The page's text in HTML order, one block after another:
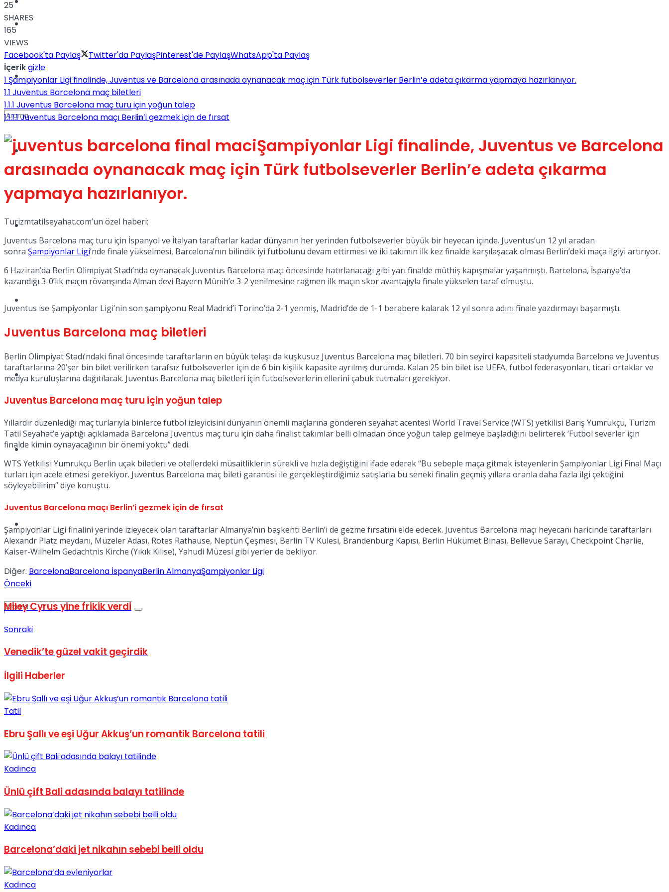
Dünya
Türkiye
Müzik
Tatil
Spor
Podcast
No Result
View All Result
Podcast
No Result
View All Result
25
SHARES
165
VIEWS
Facebook'ta Paylaş
Twitter'da PaylaşPinterest'de PaylaşWhatsApp'ta Paylaş
İçerikgizle
1 Şampiyonlar Ligi finalinde, Juventus ve Barcelona arasınada oynanacak maç için Türk futbolseverler Berlin’e adeta çıkarma yapmaya hazırlanıyor.
1.1 Juventus Barcelona maç biletleri
1.1.1 Juventus Barcelona maç turu için yoğun talep
1.1.1.1Juventus Barcelona maçı Berlin’i gezmek için de fırsat
Şampiyonlar Ligi finalinde, Juventus ve Barcelona
arasınada oynanacak maç için Türk futbolseverler Berlin’e adeta çıkarma
yapmaya hazırlanıyor.
Turizmtatilseyahat.com’un özel haberi;
Juventus Barcelona maç turu için İspanyol ve İtalyan taraftarlar kadar dünyanın her yerinden futbolseverler büyük bir heyecan içinde. Juventus’un 12 yıl aradan
sonra Şampiyonlar Ligi’nde finale yükselmesi, Barcelona’nın bilindik iyi futbolunu devam ettirmesi ve iki takımın ilk kez finalde karşılaşacak olması Berlin’deki maça ilgiyi artırıyor.
6 Haziran’da Berlin Olimpiyat Stadı’nda oynanacak Juventus Barcelona maçı öncesinde hatırlanacağı gibi yarı finalde müthiş kapışmalar yaşanmıştı. Barcelona, İspanya’da
kazandığı 3-0’lık maçın rövanşında Alman devi Bayern Münih’e 3-2 yenilmesine rağmen ilk maçın skor avantajıyla finale yükselen taraf olmuştu.
Juventus ise Şampiyonlar Ligi’nin son şampiyonu Real Madrid’i Torino’da 2-1 yenmiş, Madrid’de de 1-1 berabere kalarak 12 yıl sonra adını finale yazdırmayı başarmıştı.
Juventus Barcelona maç biletleri
Berlin Olimpiyat Stadı’ndaki final öncesinde taraftarların en büyük telaşı da kuşkusuz Juventus Barcelona maç biletleri. 70 bin seyirci kapasiteli stadyumda Barcelona ve Juventus
taraftarlarına 20’şer bin bilet verilirken tarafsız futbolseverler için de 6 bin kişilik kapasite ayrılmış durumda. Kalan 25 bin bilet ise UEFA, futbol federasyonları, ticari ortaklar ve
medya kuruluşlarına dağıtılacak. Juventus Barcelona maç biletleri için futbolseverlerin ellerini çabuk tutmaları gerekiyor.
Juventus Barcelona maç turu için yoğun talep
Yıllardır düzenlediği maç turlarıyla binlerce futbol izleyicisini dünyanın önemli maçlarına gönderen seyahat acentesi World Travel Service (WTS) yetkilisi Barış Yumrukçu, Turizm
Tatil Seyahat’e yaptığı açıklamada Barcelona Juventus maç turu için daha finalist takımlar belli olmadan önce yoğun talep gelmeye başladığını belirterek ‘Futbol severler için
finalde kimin oynayacağının bir önemi yoktu” dedi.
WTS Yetkilisi Yumrukçu Berlin uçak biletleri ve otellerdeki müsaitliklerin sürekli ve hızla değiştiğini ifade ederek “Bu sebeple maça gitmek isteyenlerin Şampiyonlar Ligi Final Maçı
turları için acele etmesi gerekiyor. Juventus Barcelona maç bileti garantisi ile gerçekleştirdiğimiz satışlarla bu seneki finalin geçmiş yıllara oranla daha fazla ilgi çektiğini
söyleyebilirim” diye konuştu.
Juventus Barcelona maçı Berlin’i gezmek için de fırsat
Şampiyonlar Ligi finalini yerinde izleyecek olan taraftarlar Almanya’nın başkenti Berlin’i de gezme fırsatını elde edecek. Juventus Barcelona maçı heyecanı haricinde taraftarları
Alexandr Platz meydanı, Müzeler Adası, Rotes Rathause, Neptün Çeşmesi, Berlin TV Kulesi, Brandenburg Kapısı, Berlin Hükümet Binası, Bellevue Sarayı, Checkpoint Charlie,
Kaiser-Wilhelm Gedachtnis Kirche (Yıkık Kilise), Yahudi Müzesi gibi yerler de bekliyor.
Diğer: BarcelonaBarcelona İspanyaBerlin AlmanyaŞampiyonlar Ligi
Önceki
Miley Cyrus yine frikik verdi
Sonraki
Venedik’te güzel vakit geçirdik
İlgili Haberler
Tatil
Ebru Şallı ve eşi Uğur Akkuş’un romantik Barcelona tatili
Kadınca
Ünlü çift Bali adasında balayı tatilinde
Kadınca
Barcelona’daki jet nikahın sebebi belli oldu
Kadınca